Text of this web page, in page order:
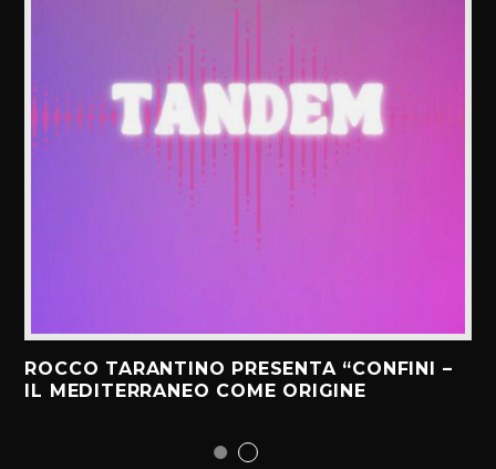
ROCCO TARANTINO PRESENTA “CONFINI –
IL MEDITERRANEO COME ORIGINE